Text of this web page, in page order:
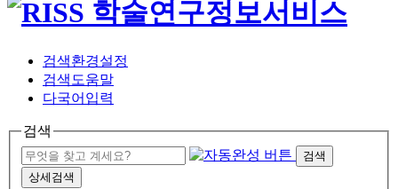
검색환경설정
검색도움말
다국어입력
검색
검색
상세검색